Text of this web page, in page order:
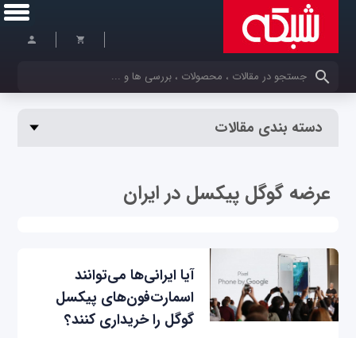
کلمات کلیدی خود را وارد کنید
دسته بندی مقالات
عرضه گوگل پیکسل در ایران
آیا ایرانی‌ها می‌توانند
اسمارت‌فون‌های پیکسل
گوگل را خریداری کنند؟